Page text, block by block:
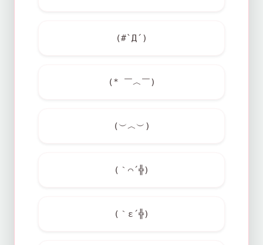
(#`Д´)
(* ￣︿￣)
(︶︿︶)
(｀⌒´╬)
(｀ε´╬)